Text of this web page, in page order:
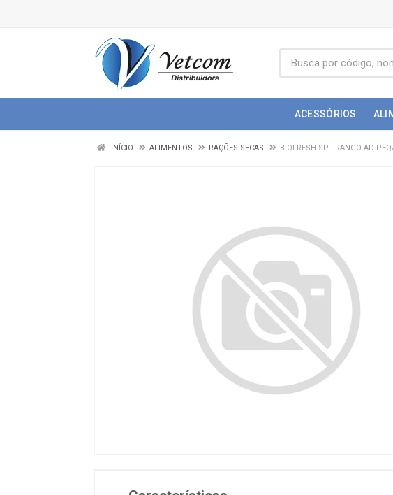
ACESSÓRIOS
INÍCIO ALIMENTOS RAÇÕES SECAS BIOFRESH SP FRANGO AD